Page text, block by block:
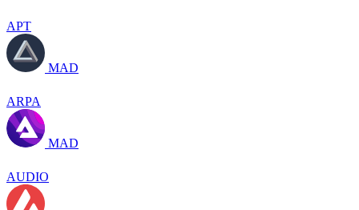
APT
MAD
ARPA
MAD
AUDIO